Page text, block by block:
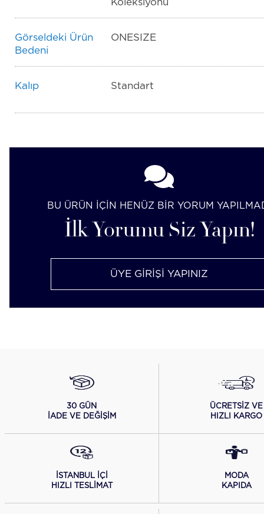
Koleksiyonu
Görseldeki Ürün
Bedeni
ONESIZE
Kalıp Standart
BU ÜRÜN İÇİN HENÜZ BİR YORUM
İlk Yorumu Siz Yapın!
ÜYE GİRİŞİ YAPINIZ
30 GÜN
İADE VE DEĞİŞİM
ÜCRETSİZ VE
HIZLI KARGO
İSTANBUL İÇİ
HIZLI TESLİMAT
MODA
KAPIDA